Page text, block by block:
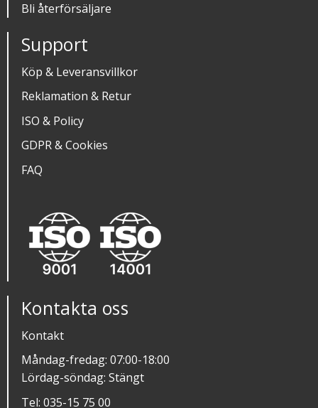
Bli återförsäljare
Support
Köp & Leveransvillkor
Reklamation & Retur
ISO & Policy
GDPR & Cookies
FAQ
Kontakta oss
Kontakt
Måndag-fredag: 07:00-18:00
Lördag-söndag: Stängt
Tel: 035-15 75 00